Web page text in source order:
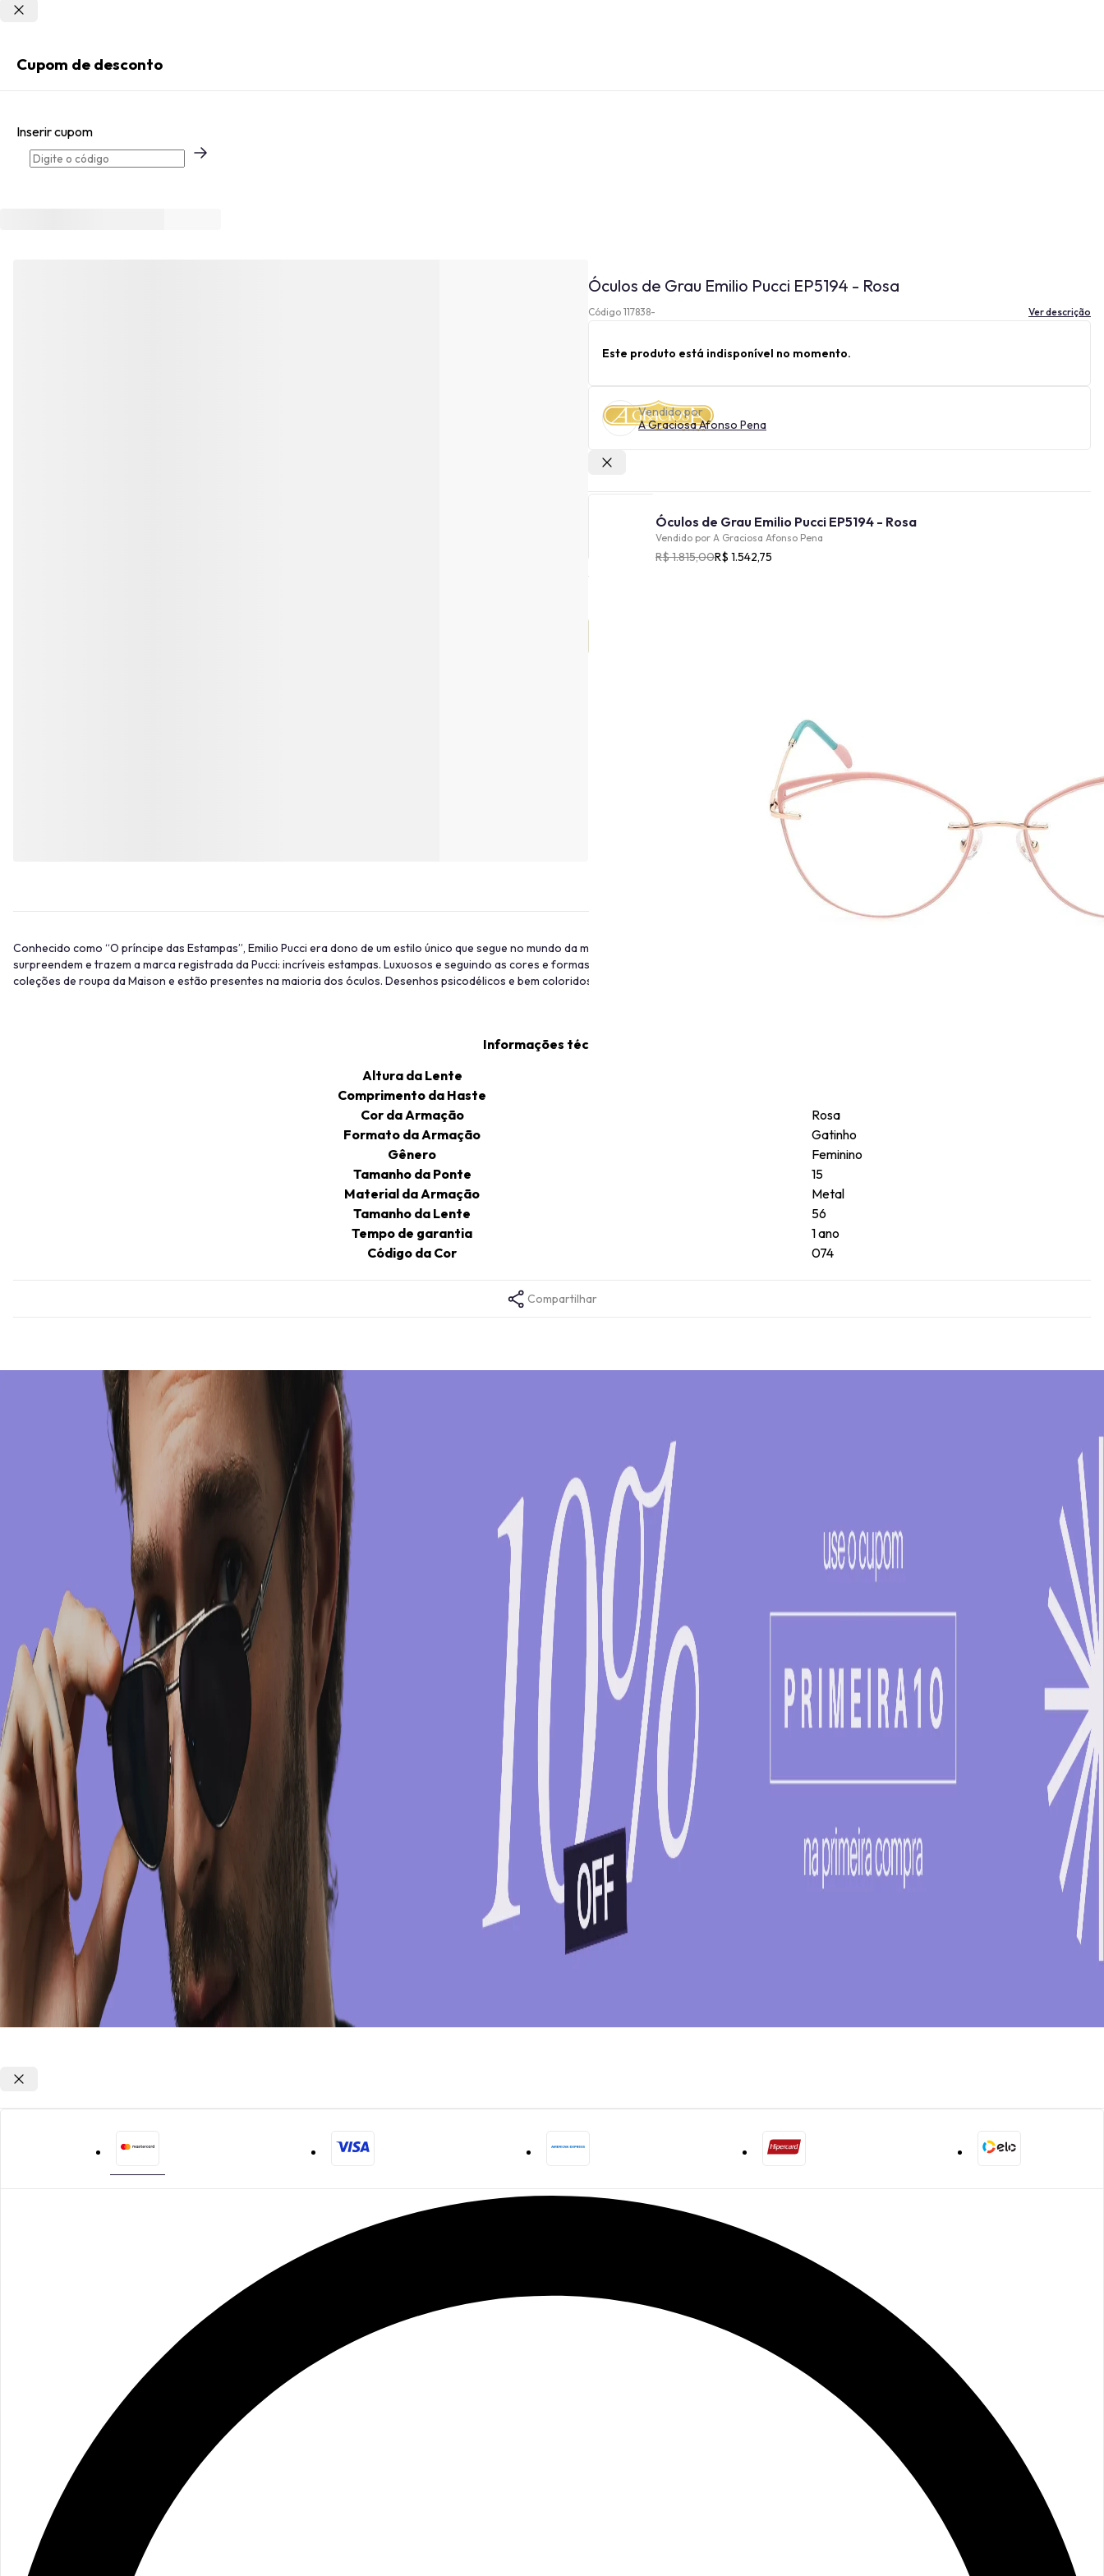
Esqueci minha senha
Acessar com senha temporária
Cupom de desconto
Inserir cupom
Óculos de Grau Emilio Pucci EP5194 - Rosa
Código 117838- Ver descrição
Este produto está indisponível no momento.
Vendido por
A Graciosa Afonso Pena
Óculos de Grau Emilio Pucci EP5194 - Rosa
Vendido por A Graciosa Afonso Pena
R$ 1.815,00R$ 1.542,75
Conhecido como “O príncipe das Estampas”, Emilio Pucci era dono de um estilo único que segue no mundo da moda até os dias de hoje, estampando o nome na lista das marcas mais luxuosas. Seus óculos
surpreendem e trazem a marca registrada da Pucci: incríveis estampas. Luxuosos e seguindo as cores e formas de suas coleções, o destaque destas armações são as padronagens que foram desfiladas nas
coleções de roupa da Maison e estão presentes na maioria dos óculos. Desenhos psicodélicos e bem coloridos junto aos detalhes super caprichados transformam os óculos em verdadeiras peças de design.
Informações técnicas
Altura da Lente
Comprimento da Haste
Cor da Armação
Rosa
Formato da Armação
Gatinho
Gênero
Feminino
Tamanho da Ponte
15
Material da Armação
Metal
Tamanho da Lente
56
Tempo de garantia
1 ano
Código da Cor
074
Compartilhar